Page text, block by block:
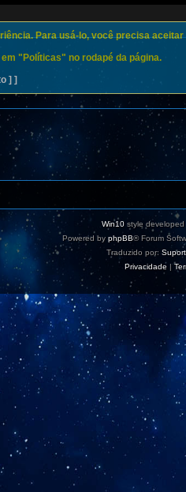
Para usá-lo, você precisa
"Políticas" no rodapé da página.
] ]
Win10style developed
Powered by phpBB® Forum
Traduzido por:
Privacidade |